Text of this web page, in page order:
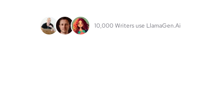
10,000 Writers use LlamaGen.Ai